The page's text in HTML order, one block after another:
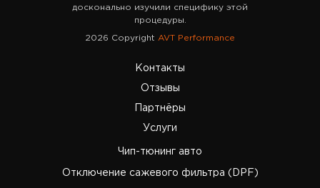
досконально изучили специфику этой
процедуры.
2026 Copyright AVT Performance
Услуги
Чип-тюнинг авто
Отключение сажевого фильтра (DPF)
Партнёры
Отзывы
Контакты